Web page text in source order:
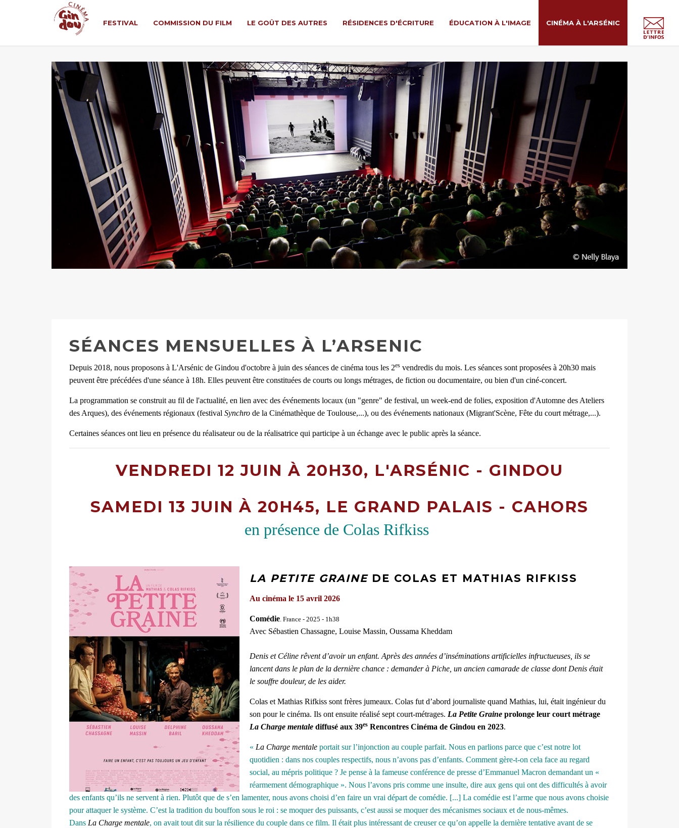
FESTIVAL COMMISSION DU FILM LE GOÛT DES AUTRES RÉSIDENCES D'ÉCRITURE ÉDUCATION À L'IMAGE CINÉMA À L'ARSÉNIC
SÉANCES MENSUELLES À L’ARSENIC
Depuis 2018, nous proposons à L'Arsénic de Gindou d'octobre à juin des séances de cinéma tous les 2es vendredis du mois. Les séances sont proposées à 20h30 mais
peuvent être précédées d'une séance à 18h. Elles peuvent être constituées de courts ou longs métrages, de fiction ou documentaire, ou bien d'un ciné-concert.
La programmation se construit au fil de l'actualité, en lien avec des événements locaux (un "genre" de festival, un week-end de folies, exposition d'Automne des Ateliers
des Arques), des événements régionaux (festival Synchro de la Cinémathèque de Toulouse,...), ou des événements nationaux (Migrant'Scène, Fête du court métrage,...).
Certaines séances ont lieu en présence du réalisateur ou de la réalisatrice qui participe à un échange avec le public après la séance.
VENDREDI 12 JUIN À 20H30, L'ARSÉNIC - GINDOU
SAMEDI 13 JUIN À 20H45, LE GRAND PALAIS - CAHORS
en présence de Colas Rifkiss
LA PETITE GRAINE DE COLAS ET MATHIAS RIFKISS
Au cinéma le 15 avril 2026
Comédie. France - 2025 - 1h38
Avec Sébastien Chassagne, Louise Massin, Oussama Kheddam
Denis et Céline rêvent d’avoir un enfant. Après des années d’inséminations artificielles infructueuses, ils se
lancent dans le plan de la dernière chance : demander à Piche, un ancien camarade de classe dont Denis était
le souffre douleur, de les aider.
Colas et Mathias Rifkiss sont frères jumeaux. Colas fut d’abord journaliste quand Mathias, lui, était ingénieur du
son pour le cinéma. Ils ont ensuite réalisé sept court-métrages. La Petite Graine prolonge leur court métrage
La Charge mentale diffusé aux 39es Rencontres Cinéma de Gindou en 2023.
« La Charge mentale portait sur l’injonction au couple parfait. Nous en parlions parce que c’est notre lot
quotidien : dans nos couples respectifs, nous n’avons pas d’enfants. Comment gère-t-on cela face au regard
social, au mépris politique ? Je pense à la fameuse conférence de presse d’Emmanuel Macron demandant un «
réarmement démographique ». Nous l’avons pris comme une insulte, dire aux gens qui ont des difficultés à avoir
des enfants qu’ils ne servent à rien. Plutôt que de s’en lamenter, nous avons choisi d’en faire un vrai départ de comédie. [...] La comédie est l’arme que nous avons choisie
pour attaquer le système. C’est la tradition du bouffon sous le roi : se moquer des puissants, c’est aussi se moquer des mécanismes sociaux et de nous-mêmes.
Dans La Charge mentale, on avait tout dit sur la résilience du couple dans ce film. Il était plus intéressant de creuser ce qu’on appelle la dernière tentative avant de se